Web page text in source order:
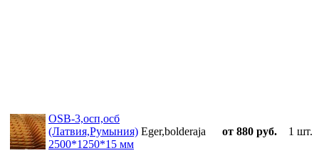
OSB-3,осп,осб
(Латвия,Румыния)
2500*1250*15 мм
Eger,bolderaja от 880 руб. 1 шт.